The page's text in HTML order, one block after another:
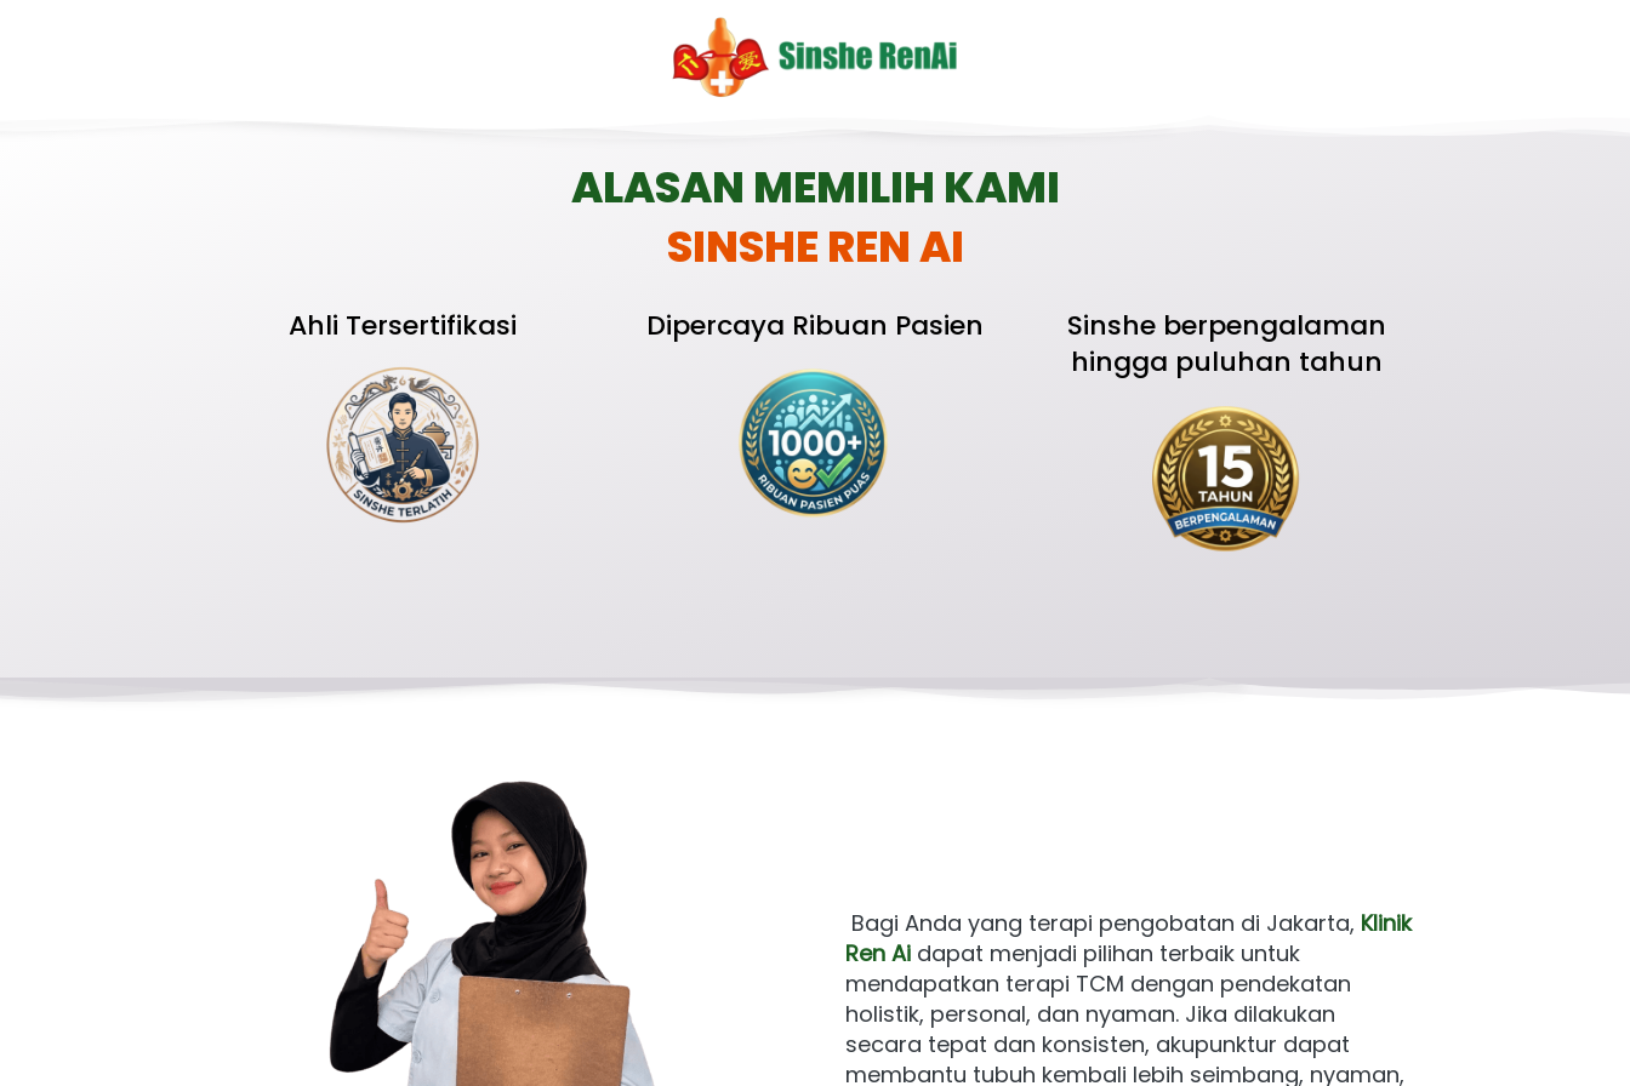
ALASAN MEMILIH KAMI
SINSHE REN AI
Ahli Tersertifikasi Dipercaya Ribuan Pasien
Sinshe berpengalaman
hingga puluhan tahun
Bagi Anda yang terapi pengobatan di Jakarta, Klinik
Ren Ai dapat menjadi pilihan terbaik untuk
mendapatkan terapi TCM dengan pendekatan
holistik, personal, dan nyaman. Jika dilakukan
secara tepat dan konsisten, akupunktur dapat
membantu tubuh kembali lebih seimbang, nyaman,